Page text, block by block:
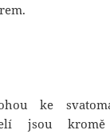
ke
jsou